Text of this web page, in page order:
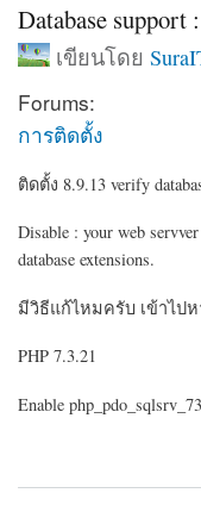
Database support
เขียนโดย
Forums:
การติดตั้ง
ติดตั้ง 8.9.13 verify
Disable : your web
database extensions.
มีวิธีแก้ไหมครับ เข้าไปห
PHP 7.3.21
Enable